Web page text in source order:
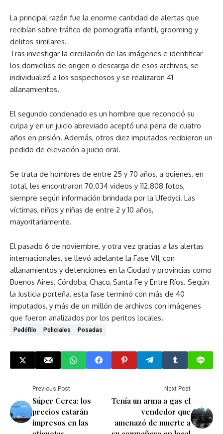
La principal razón fue la enorme cantidad de alertas que
recibían sobre tráfico de pornografía infantil, grooming y
delitos similares.
Tras investigar la circulación de las imágenes e identificar
los domicilios de origen o descarga de esos archivos, se
individualizó a los sospechosos y se realizaron 41
allanamientos.
El segundo condenado es un hombre que reconoció su
culpa y en un juicio abreviado aceptó una pena de cuatro
años en prisión. Además, otros diez imputados recibieron un
pedido de elevación a juicio oral.
Se trata de hombres de entre 25 y 70 años, a quienes, en
total, les encontraron 70.034 videos y 112.808 fotos,
siempre según información brindada por la Ufedyci. Las
víctimas, niños y niñas de entre 2 y 10 años,
mayoritariamente.
El pasado 6 de noviembre, y otra vez gracias a las alertas
internacionales, se llevó adelante la Fase VII, con
allanamientos y detenciones en la Ciudad y provincias como
Buenos Aires, Córdoba, Chaco, Santa Fe y Entre Ríos. Según
la Justicia porteña, esta fase terminó con más de 40
imputados, y más de un millón de archivos con imágenes
que fueron analizados por los peritos locales.
Pedófilo Policiales Posadas
Previous Post
Súper Cerca: los
precios estarán
impresos en las
Next Post
Tenía un arma a gas el
vendedor que
amenazó de muerte a